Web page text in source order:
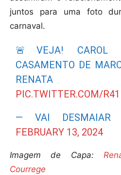
juntos para uma foto
carnaval.
🚨VEJA! CAROL
CASAMENTO DE
RENATA
PIC.TWITTER.COM/
— VAI DESMAIAR
FEBRUARY 13, 2024
Imagem de Capa:
Courrege